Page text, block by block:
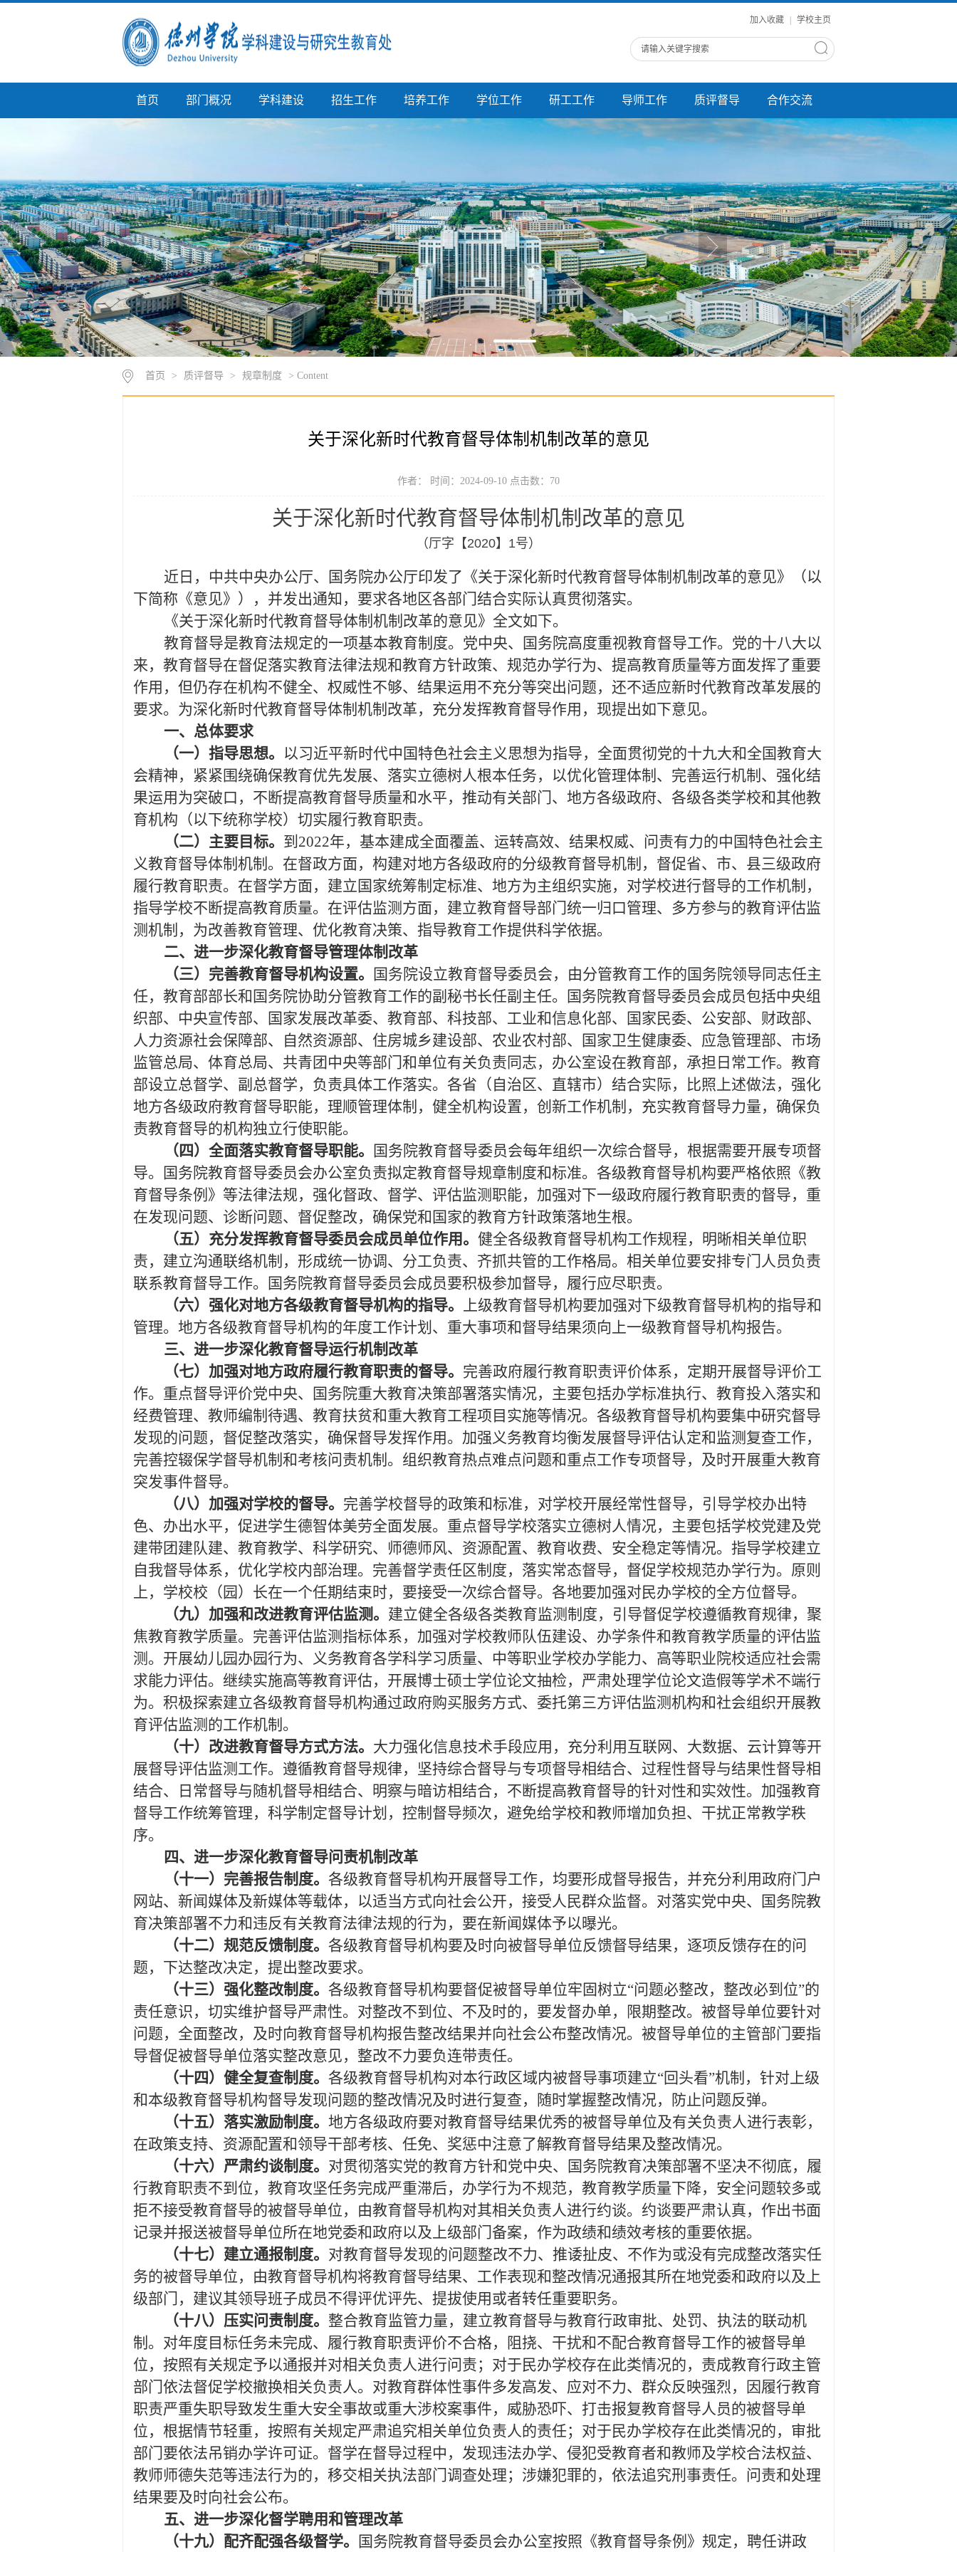
加入收藏 学校主页
首页 部门概况 学科建设 招生工作 培养工作 学位工作 研工工作 导师工作 质评督导 合作交流
首页 > 质评督导 > 规章制度 > Content
关于深化新时代教育督导体制机制改革的意见
作者： 时间：2024-09-10 点击数： 70
关于深化新时代教育督导体制机制改革的意见
（厅字【2020】 1号）
近日，中共中央办公厅、国务院办公厅印发了《关于深化新时代教育督导体制机制改革的意见》（以
下简称《意见》），并发出通知，要求各地区各部门结合实际认真贯彻落实。
《关于深化新时代教育督导体制机制改革的意见》全文如下。
教育督导是教育法规定的一项基本教育制度。党中央、国务院高度重视教育督导工作。党的十八大以
来，教育督导在督促落实教育法律法规和教育方针政策、规范办学行为、提高教育质量等方面发挥了重要
作用，但仍存在机构不健全、权威性不够、结果运用不充分等突出问题，还不适应新时代教育改革发展的
要求。为深化新时代教育督导体制机制改革，充分发挥教育督导作用，现提出如下意见。
一、总体要求
（一）指导思想。 以习近平新时代中国特色社会主义思想为指导，全面贯彻党的十九大和全国教育大
会精神，紧紧围绕确保教育优先发展、落实立德树人根本任务，以优化管理体制、完善运行机制、强化结
果运用为突破口，不断提高教育督导质量和水平，推动有关部门、地方各级政府、各级各类学校和其他教
育机构（以下统称学校）切实履行教育职责。
（二）主要目标。 到 2022年，基本建成全面覆盖、运转高效、结果权威、问责有力的中国特色社会主
义教育督导体制机制。在督政方面，构建对地方各级政府的分级教育督导机制，督促省、市、县三级政府
履行教育职责。在督学方面，建立国家统筹制定标准、地方为主组织实施，对学校进行督导的工作机制，
指导学校不断提高教育质量。在评估监测方面，建立教育督导部门统一归口管理、多方参与的教育评估监
测机制，为改善教育管理、优化教育决策、指导教育工作提供科学依据。
二、进一步深化教育督导管理体制改革
（三）完善教育督导机构设置。
国务院设立教育督导委员会，由分管教育工作的国务院领导同志任主
任，教育部部长和国务院协助分管教育工作的副秘书长任副主任。国务院教育督导委员会成员包括中央组
织部、中央宣传部、国家发展改革委、教育部、科技部、工业和信息化部、国家民委、公安部、财政部、
人力资源社会保障部、自然资源部、住房城乡建设部、农业农村部、国家卫生健康委、应急管理部、市场
监管总局、体育总局、共青团中央等部门和单位有关负责同志，办公室设在教育部，承担日常工作。教育
部设立总督学、副总督学，负责具体工作落实。各省（自治区、直辖市）结合实际，比照上述做法，强化
地方各级政府教育督导职能，理顺管理体制，健全机构设置，创新工作机制，充实教育督导力量，确保负
责教育督导的机构独立行使职能。
（四）全面落实教育督导职能。
国务院教育督导委员会每年组织一次综合督导，根据需要开展专项督
导。国务院教育督导委员会办公室负责拟定教育督导规章制度和标准。各级教育督导机构要严格依照《教
育督导条例》等法律法规，强化督政、督学、评估监测职能，加强对下一级政府履行教育职责的督导，重
在发现问题、诊断问题、督促整改，确保党和国家的教育方针政策落地生根。
（五）充分发挥教育督导委员会成员单位作用。 健全各级教育督导机构工作规程，明晰相关单位职
责，建立沟通联络机制，形成统一协调、分工负责、齐抓共管的工作格局。相关单位要安排专门人员负责
联系教育督导工作。国务院教育督导委员会成员要积极参加督导，履行应尽职责。
（六）强化对地方各级教育督导机构的指导。
上级教育督导机构要加强对下级教育督导机构的指导和
管理。地方各级教育督导机构的年度工作计划、重大事项和督导结果须向上一级教育督导机构报告。
三、进一步深化教育督导运行机制改革
（七）加强对地方政府履行教育职责的督导。 完善政府履行教育职责评价体系，定期开展督导评价工
作。重点督导评价党中央、国务院重大教育决策部署落实情况，主要包括办学标准执行、教育投入落实和
经费管理、教师编制待遇、教育扶贫和重大教育工程项目实施等情况。各级教育督导机构要集中研究督导
发现的问题，督促整改落实，确保督导发挥作用。加强义务教育均衡发展督导评估认定和监测复查工作，
完善控辍保学督导机制和考核问责机制。组织教育热点难点问题和重点工作专项督导，及时开展重大教育
突发事件督导。
（八）加强对学校的督导。 完善学校督导的政策和标准，对学校开展经常性督导，引导学校办出特
色、办出水平，促进学生德智体美劳全面发展。重点督导学校落实立德树人情况，主要包括学校党建及党
建带团建队建、教育教学、科学研究、师德师风、资源配置、教育收费、安全稳定等情况。指导学校建立
自我督导体系，优化学校内部治理。完善督学责任区制度，落实常态督导，督促学校规范办学行为。原则
上，学校校（园）长在一个任期结束时，要接受一次综合督导。各地要加强对民办学校的全方位督导。
（九）加强和改进教育评估监测。 建立健全各级各类教育监测制度，引导督促学校遵循教育规律，聚
焦教育教学质量。完善评估监测指标体系，加强对学校教师队伍建设、办学条件和教育教学质量的评估监
测。开展幼儿园办园行为、义务教育各学科学习质量、中等职业学校办学能力、高等职业院校适应社会需
求能力评估。继续实施高等教育评估，开展博士硕士学位论文抽检，严肃处理学位论文造假等学术不端行
为。积极探索建立各级教育督导机构通过政府购买服务方式、委托第三方评估监测机构和社会组织开展教
育评估监测的工作机制。
（十）改进教育督导方式方法。 大力强化信息技术手段应用，充分利用互联网、大数据、云计算等开
展督导评估监测工作。遵循教育督导规律，坚持综合督导与专项督导相结合、过程性督导与结果性督导相
结合、日常督导与随机督导相结合、明察与暗访相结合，不断提高教育督导的针对性和实效性。加强教育
督导工作统筹管理，科学制定督导计划，控制督导频次，避免给学校和教师增加负担、干扰正常教学秩
序。
四、进一步深化教育督导问责机制改革
（十一）完善报告制度。 各级教育督导机构开展督导工作，均要形成督导报告，并充分利用政府门户
网站、新闻媒体及新媒体等载体，以适当方式向社会公开，接受人民群众监督。对落实党中央、国务院教
育决策部署不力和违反有关教育法律法规的行为，要在新闻媒体予以曝光。
（十二）规范反馈制度。 各级教育督导机构要及时向被督导单位反馈督导结果，逐项反馈存在的问
题，下达整改决定，提出整改要求。
（十三）强化整改制度。 各级教育督导机构要督促被督导单位牢固树立“问题必整改，整改必到位”的
责任意识，切实维护督导严肃性。对整改不到位、不及时的，要发督办单，限期整改。被督导单位要针对
问题，全面整改，及时向教育督导机构报告整改结果并向社会公布整改情况。被督导单位的主管部门要指
导督促被督导单位落实整改意见，整改不力要负连带责任。
（十四）健全复查制度。 各级教育督导机构对本行政区域内被督导事项建立“回头看”机制，针对上级
和本级教育督导机构督导发现问题的整改情况及时进行复查，随时掌握整改情况，防止问题反弹。
（十五）落实激励制度。 地方各级政府要对教育督导结果优秀的被督导单位及有关负责人进行表彰，
在政策支持、资源配置和领导干部考核、任免、奖惩中注意了解教育督导结果及整改情况。
（十六）严肃约谈制度。 对贯彻落实党的教育方针和党中央、国务院教育决策部署不坚决不彻底，履
行教育职责不到位，教育攻坚任务完成严重滞后，办学行为不规范，教育教学质量下降，安全问题较多或
拒不接受教育督导的被督导单位，由教育督导机构对其相关负责人进行约谈。约谈要严肃认真，作出书面
记录并报送被督导单位所在地党委和政府以及上级部门备案，作为政绩和绩效考核的重要依据。
（十七）建立通报制度。 对教育督导发现的问题整改不力、推诿扯皮、不作为或没有完成整改落实任
务的被督导单位，由教育督导机构将教育督导结果、工作表现和整改情况通报其所在地党委和政府以及上
级部门，建议其领导班子成员不得评优评先、提拔使用或者转任重要职务。
（十八）压实问责制度。 整合教育监管力量，建立教育督导与教育行政审批、处罚、执法的联动机
制。对年度目标任务未完成、履行教育职责评价不合格，阻挠、干扰和不配合教育督导工作的被督导单
位，按照有关规定予以通报并对相关负责人进行问责；对于民办学校存在此类情况的，责成教育行政主管
部门依法督促学校撤换相关负责人。对教育群体性事件多发高发、应对不力、群众反映强烈，因履行教育
职责严重失职导致发生重大安全事故或重大涉校案事件，威胁恐吓、打击报复教育督导人员的被督导单
位，根据情节轻重，按照有关规定严肃追究相关单位负责人的责任；对于民办学校存在此类情况的，审批
部门要依法吊销办学许可证。督学在督导过程中，发现违法办学、侵犯受教育者和教师及学校合法权益、
教师师德失范等违法行为的，移交相关执法部门调查处理；涉嫌犯罪的，依法追究刑事责任。问责和处理
结果要及时向社会公布。
五、进一步深化督学聘用和管理改革
（十九）配齐配强各级督学。
国务院教育督导委员会办公室按照《教育督导条例》规定，聘任讲政